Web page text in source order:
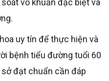
vô khuẩn đặc biệt và
bệnh tiểu đường tuổi 60
đạt chuẩn cần đáp